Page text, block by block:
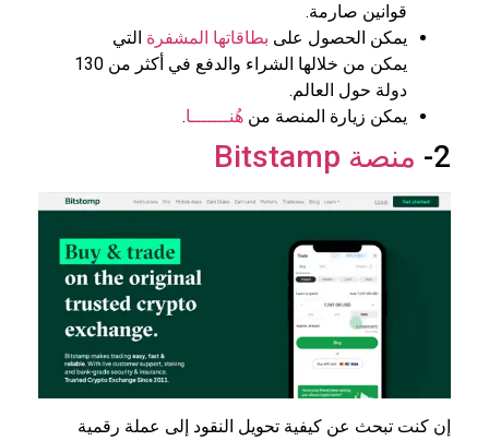
قوانين صارمة.
يمكن الحصول على بطاقاتها المشفرة التي
يمكن من خلالها الشراء والدفع في أكثر من 130
دولة حول العالم.
يمكن زيارة المنصة من هُنـــــــا.
2- منصة Bitstamp
إن كنت تبحث عن كيفية تحويل النقود إلى عملة رقمية